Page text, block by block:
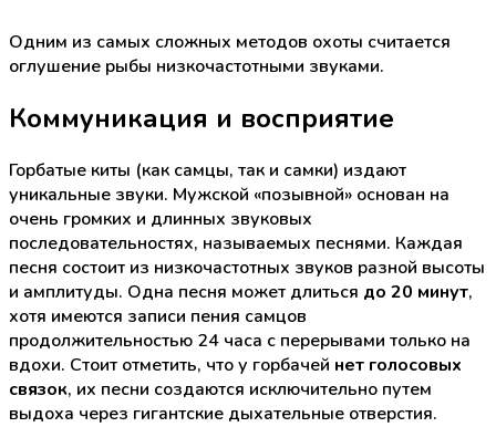
Одним из самых сложных методов охоты считается
оглушение рыбы низкочастотными звуками.
Коммуникация и восприятие
Горбатые киты (как самцы, так и самки) издают
уникальные звуки. Мужской «позывной» основан на
очень громких и длинных звуковых
последовательностях, называемых песнями. Каждая
песня состоит из низкочастотных звуков разной высоты
и амплитуды. Одна песня может длиться до 20 минут,
хотя имеются записи пения самцов
продолжительностью 24 часа с перерывами только на
вдохи. Стоит отметить, что у горбачей нет голосовых
связок, их песни создаются исключительно путем
выдоха через гигантские дыхательные отверстия.